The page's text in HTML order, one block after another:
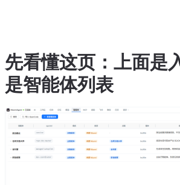
先看懂这页：上面是
是智能体列表